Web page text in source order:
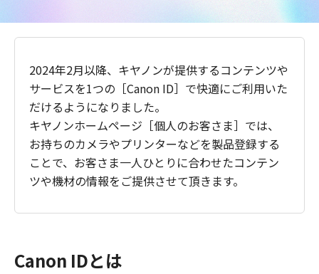
2024年2月以降、キヤノンが提供するコンテンツや
サービスを1つの［Canon ID］で快適にご利用いた
だけるようになりました。
キヤノンホームページ［個人のお客さま］では、
お持ちのカメラやプリンターなどを製品登録する
ことで、お客さま一人ひとりに合わせたコンテン
ツや機材の情報をご提供させて頂きます。
Canon IDとは